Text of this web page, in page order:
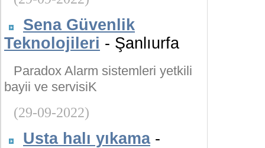
Sena Güvenlik
Teknolojileri - Şanlıurfa
Paradox Alarm sistemleri yetkili
bayii ve servisiK
(29-09-2022)
Usta halı yıkama-